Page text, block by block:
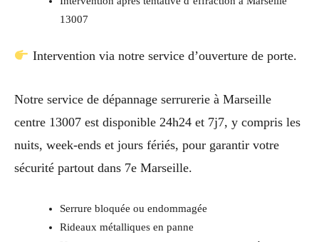
13007
Intervention via notre service d’ouverture de porte.
Notre service de dépannage serrurerie à Marseille
centre 13007 est disponible 24h24 et 7j7, y compris les
nuits, week-ends et jours fériés, pour garantir votre
sécurité partout dans 7e Marseille.
Serrure bloquée ou endommagée
Rideaux métalliques en panne